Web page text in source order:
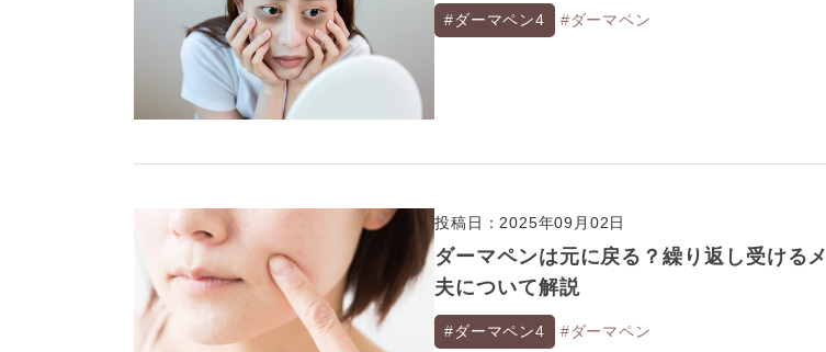
#ダーマペン4 #ダーマペン
投稿日：2025年09月02日
ダーマペンは元に戻る？繰り返し受ける
夫について解説
#ダーマペン4 #ダーマペン